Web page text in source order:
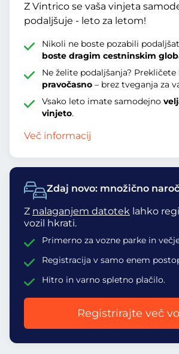
Zdaj novo: množično
Z nalaganjem datotek lahko
vozil hkrati.
Primerno za vozne parke in
Registracija v samo enem
Hitro in varno spletno plačilo.
Registrirajte več
Z Vintrico se vaša vinjeta
podaljšuje - leto za letom!
Nikoli ne boste pozabili
boste dragim cestninskim
Ne želite podaljšanja? Prekličete
pravočasno – brez tveganja za
Vsako leto imate samodejno
vinjeto.
Več informacij